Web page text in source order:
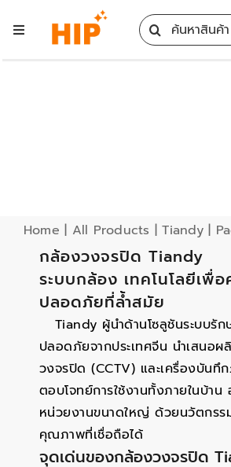
Toggle
Blog
Services
Contact
Search
for:
Home | All Products |Tiandy|
กล้องวงจรปิด Tiandy
ระบบกล้อง เทคโนโลยีเพื่อ
ปลอดภัยที่ล้ำสมัย
Tiandy ผู้นำด้านโซลูชันระบบรัก
ปลอดภัยจากประเทศจีน นำเสนอ
วงจรปิด (CCTV) และเครื่องบันทึ
ตอบโจทย์การใช้งานทั้งภายในบ้าน
หน่วยงานขนาดใหญ่ ด้วยนวัตกรร
คุณภาพที่เชื่อถือได้
จุดเด่นของกล้องวงจรปิด